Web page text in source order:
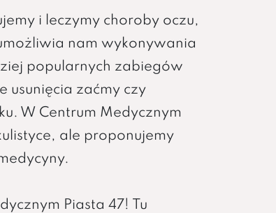
i leczymy choroby oczu,
nam wykonywania
popularnych zabiegów
usunięcia zaćmy czy
W Centrum Medycznym
ale proponujemy
Piasta 47! Tu